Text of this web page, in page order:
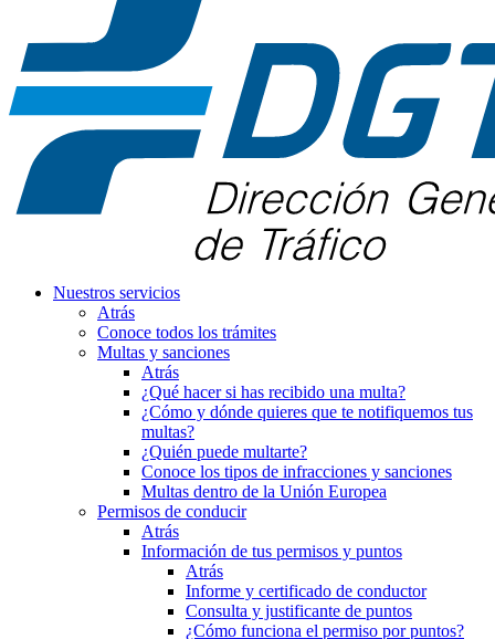
Nuestros servicios
Atrás
Conoce todos los trámites
Multas y sanciones
Atrás
¿Qué hacer si has recibido una multa?
¿Cómo y dónde quieres que te notifiquemos tus
multas?
¿Quién puede multarte?
Conoce los tipos de infracciones y sanciones
Multas dentro de la Unión Europea
Permisos de conducir
Atrás
Información de tus permisos y puntos
Atrás
Informe y certificado de conductor
Consulta y justificante de puntos
¿Cómo funciona el permiso por puntos?